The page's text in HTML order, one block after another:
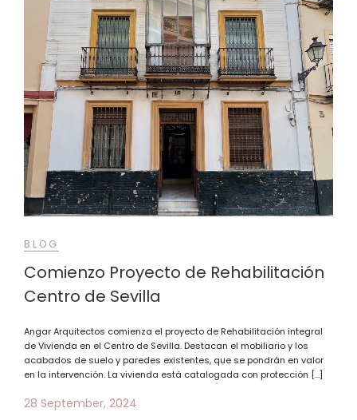
BLOG
Comienzo Proyecto de Rehabilitación
Centro de Sevilla
Angar Arquitectos comienza el proyecto de Rehabilitación integral
de Vivienda en el Centro de Sevilla. Destacan el mobiliario y los
acabados de suelo y paredes existentes, que se pondrán en valor
en la intervención. La vivienda está catalogada con protección […]
28 September, 2024